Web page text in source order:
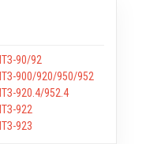
90/92
900/920/950/952
920.4/952.4
922
923